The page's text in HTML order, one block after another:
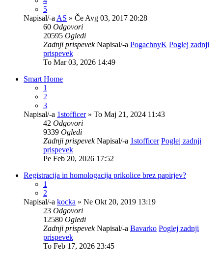
5
Napisal/-a AS » Če Avg 03, 2017 20:28
60 Odgovori
20595 Ogledi
Zadnji prispevekNapisal/-a PogachnyK Poglej zadnji
prispevek
To Mar 03, 2026 14:49
Smart Home
1
2
3
Napisal/-a 1stofficer» To Maj 21, 2024 11:43
42 Odgovori
9339 Ogledi
Zadnji prispevekNapisal/-a 1stofficer Poglej zadnji
prispevek
Pe Feb 20, 2026 17:52
Registracija in homologacija prikolice brez papirjev?
1
2
Napisal/-a kocka » Ne Okt 20, 2019 13:19
23 Odgovori
12580 Ogledi
Zadnji prispevekNapisal/-a Bavarko Poglej zadnji
prispevek
To Feb 17, 2026 23:45